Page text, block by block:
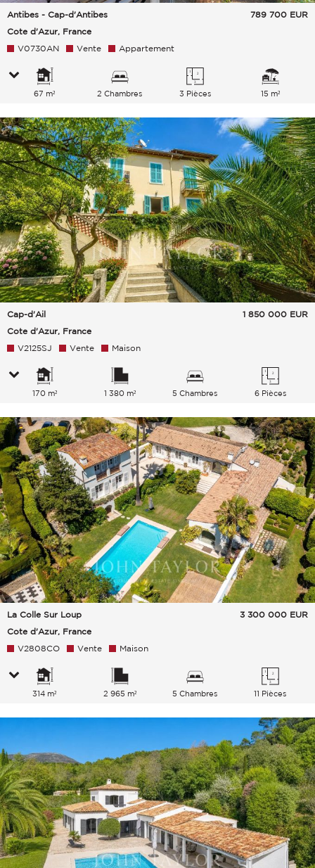
Antibes - Cap-d'Antibes
Cote d'Azur, France
789 700 EUR
V0730AN Vente Appartement
67 m² 2 Chambres 3 Pièces 15 m²
Cap-d'Ail
Cote d'Azur, France
1 850 000 EUR
V2125SJ Vente Maison
170 m² 1 380 m² 5 Chambres 6 Pièces
La Colle Sur Loup
Cote d'Azur, France
3 300 000 EUR
V2808CO Vente Maison
314 m² 2 965 m² 5 Chambres 11 Pièces